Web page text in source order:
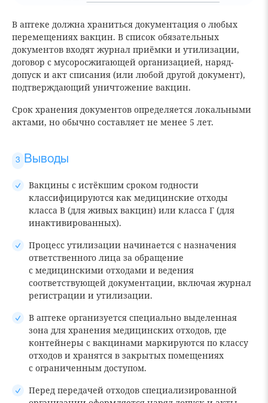
В аптеке должна храниться документация о любых
перемещениях вакцин. В список обязательных
документов входят журнал приёмки и утилизации,
договор с мусоросжигающей организацией, наряд-
допуск и акт списания (или любой другой документ),
подтверждающий уничтожение вакцин.
Срок хранения документов определяется локальными
актами, но обычно составляет не менее 5 лет.
Выводы
Вакцины с истёкшим сроком годности
классифицируются как медицинские отходы
класса В (для живых вакцин) или класса Г (для
инактивированных).
Процесс утилизации начинается с назначения
ответственного лица за обращение
с медицинскими отходами и ведения
соответствующей документации, включая журнал
регистрации и утилизации.
В аптеке организуется специально выделенная
зона для хранения медицинских отходов, где
контейнеры с вакцинами маркируются по классу
отходов и хранятся в закрытых помещениях
с ограниченным доступом.
Перед передачей отходов специализированной